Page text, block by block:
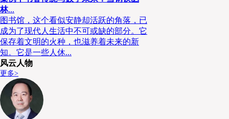
赛道既已选定，如何定义企业自身，将会对企业未来的发展甚为关
平台，或作为第三方平台成为医药界的“天猫”，这些都不是于刚的选择
买药贵的核心痛点，这牵扯了太多环节，不仅仅是一个分销渠道
道，“因此我们将自己定义为一个科技企业，以科技赋能商业去更好地
技把患者与药品和医疗服务有机连接，形成线上线下一体化的医药健
有参与者赋能，这些参与者包含了药企、医院医生、药店、流通商、保
下一步就是围绕这样的愿景去打造自身的核心竞争力。作为从医药
林...
图书馆，这个看似安静却活跃的角落，已
成为了现代人生活中不可或缺的部分。它
保存着文明的火种，也滋养着未来的新
知。它是一些人休...
风云人物
更多>